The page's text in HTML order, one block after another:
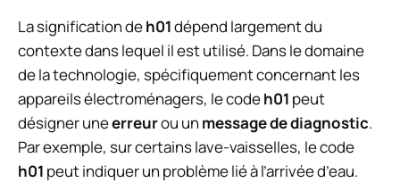
La signification deh01dépend largement du
contexte dans lequel il est utilisé. Dans le domaine
de la technologie, spécifiquement concernant les
appareils électroménagers, le codeh01 peut
désigner uneerreurou un message de diagnostic.
Par exemple, sur certains lave-vaisselles, le code
h01 peut indiquer un problème lié à l’arrivée d’eau.